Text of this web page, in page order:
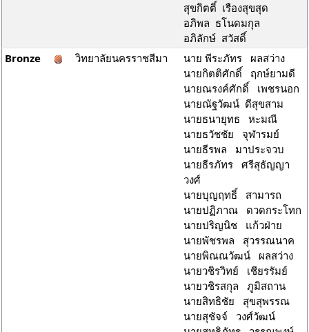
สุขกิตติ์ เรืองสุขสุด
อภิพล ธโนดมกุล
อภิลักษ์ สวัสดิ์
Bronze
วิทยาลัยนครราชสีมา
นาย พีระภัทร ผลสว่าง
นายกิตติศักดิ์ ฤกษ์ยามดี
นายณรงค์ศักดิ์ เพชรนอก
นายณัฐวัฒน์ ดีสุขสาม
นายธนายุทธ หะมณี
นายธวัชชัย จุฬารมย์
นายธีรพล มาประจวบ
นายธีรภัทร ศรีสุธัญญา
วงศ์
นายบุญฤทธิ์ สามารถ
นายปฏิภาณ ดวดกระโทก
นายปริญนิช แก้วฝ่าย
นายพัชรพล สุวรรณนาค
นายพิณณวัฒน์ ผลสว่าง
นายวชิรวิทย์ เชียรรัมย์
นายวชิรสกุล ภูมิสถาน
นายสิทธิชัย สุขสุพรรณ
นายสุชัจจ์ วงศ์วัฒน์